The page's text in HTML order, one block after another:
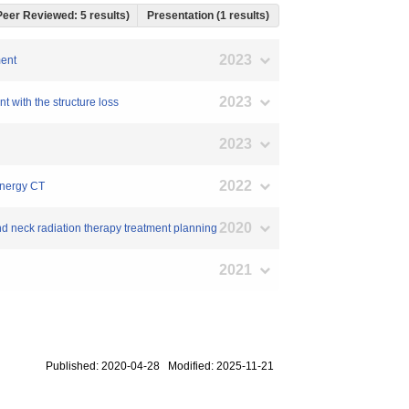
Reviewed: 5 results) Presentation (1 results)
2023
with the structure loss 2023
2023
CT 2022
neck radiation therapy treatment planning 2020
2021
Published: 2020-04-28 Modified: 2025-11-21